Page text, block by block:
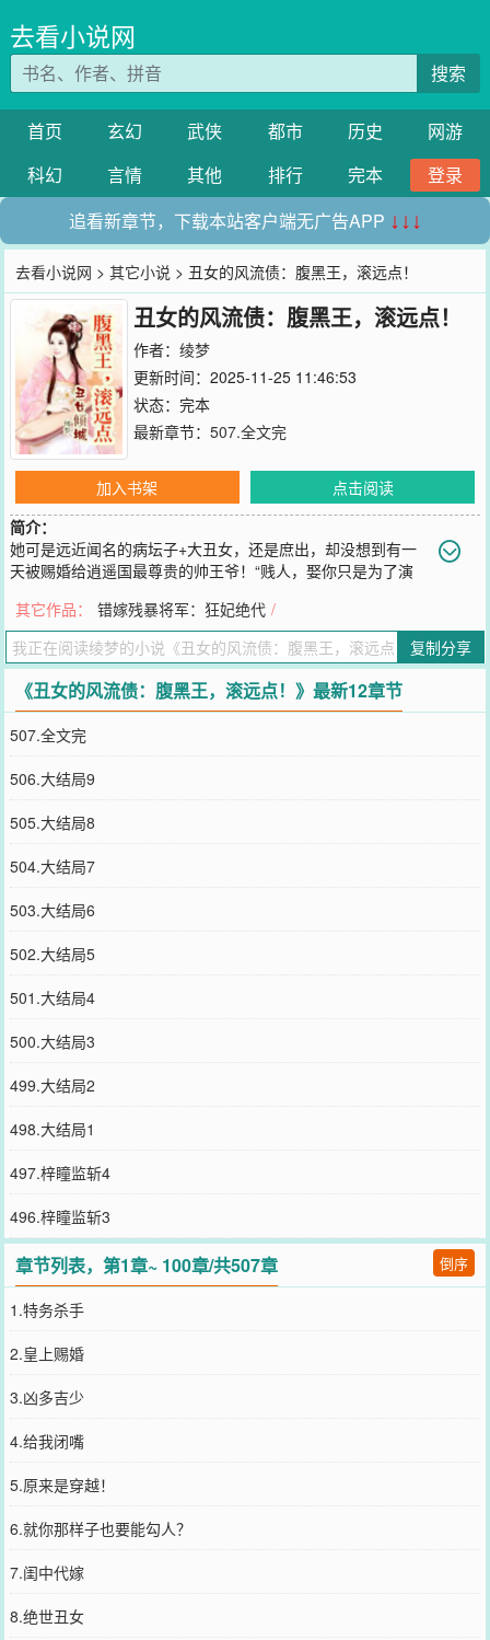
去看小说网
搜索
首页 玄幻 武侠 都市 历史
网游
科幻
言情 其他 排行 完本
登录
追看新章节，下载本站客户端无广告APP ↓↓↓
去看小说网 >其它小说 > 丑女的风流债：腹黑王，滚远点！
丑女的风流债：腹黑王，滚远点！
作者： 绫梦
更新时间：2025-11-25 11:46:53
状态：完本
最新章节： 507.全文完
加入书架
点击阅读
简介：
她可是远近闻名的病坛子+大丑女，还是庶出，却没想到有一
天被赐婚给逍遥国最尊贵的帅王爷！“贱人，娶你只是为了演
这么想的，其实我也是为了演一场戏而已！放心，我绝对不会对你这
样的货色假戏真做的，像你这样的男...
您要是觉得《丑女的风流债：腹黑王，滚远点！》还不错的话请不要
忘记向您QQ群和微博微信里的朋友推荐哦！
其它作品： 错嫁残暴将军：狂妃绝代 /
复制分享
《丑女的风流债：腹黑王，滚远点！》最新12章节
507.全文完
506.大结局9
505.大结局8
504.大结局7
503.大结局6
502.大结局5
501.大结局4
500.大结局3
499.大结局2
498.大结局1
497.梓瞳监斩4
496.梓瞳监斩3
章节列表，第1章~ 100章/共507章 倒序
1.特务杀手
2.皇上赐婚
3.凶多吉少
4.给我闭嘴
5.原来是穿越！
6.就你那样子也要能勾人？
7.闺中代嫁
8.绝世丑女